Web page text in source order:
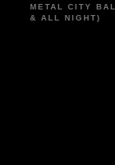
METAL CITY
& ALL NIGHT)